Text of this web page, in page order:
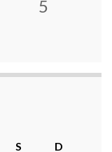
5
S
D